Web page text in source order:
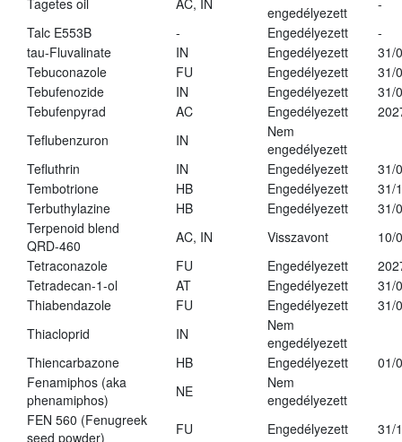
Tagetes oil AC, IN
engedélyezett
-
Talc E553B
- Engedélyezett
-
tau-Fluvalinate
IN Engedélyezett
31/
Tebuconazole
FU Engedélyezett
31/
Tebufenozide
IN Engedélyezett
31/
Tebufenpyrad
AC Engedélyezett
Teflubenzuron
IN
Nem
engedélyezett
Tefluthrin
IN Engedélyezett
31/
Tembotrione
HB Engedélyezett
31/
Terbuthylazine
HB Engedélyezett
31/
Terpenoid blend
QRD-460
AC, IN Visszavont
10/
Tetraconazole
FU Engedélyezett
Tetradecan-1-ol
AT Engedélyezett
31/
Thiabendazole
FU Engedélyezett
31/
Thiacloprid
IN
Nem
engedélyezett
Thiencarbazone
HB Engedélyezett
01/
Fenamiphos (aka
phenamiphos)
NE
Nem
engedélyezett
FEN 560 (Fenugreek
seed powder)
FU Engedélyezett 31/